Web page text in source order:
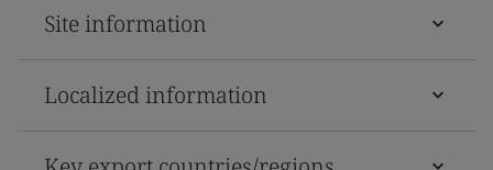
Site information
Localized information